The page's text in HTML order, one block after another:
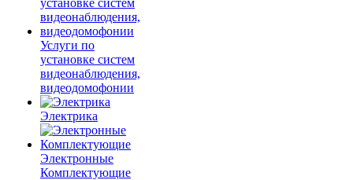
Услуги по
установке систем
видеонаблюдения,
видеодомофонии
Электрика
Электронные
Комплектующие